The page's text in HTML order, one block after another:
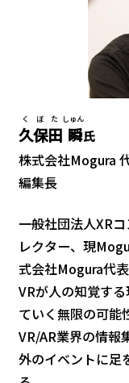
久保田
くぼた
瞬
しゅん
氏
株式会社Mogura
編集長
一般社団法人XR
レクター、現
式会社Mogura代
VRが人の知覚す
ていく無限の可能
VR/AR業界の情報
外のイベントに足